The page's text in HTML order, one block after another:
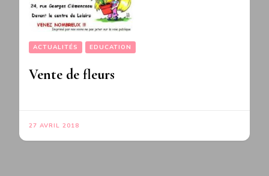
ACTUALITÉS EDUCATION
Vente de fleurs
27 AVRIL 2018